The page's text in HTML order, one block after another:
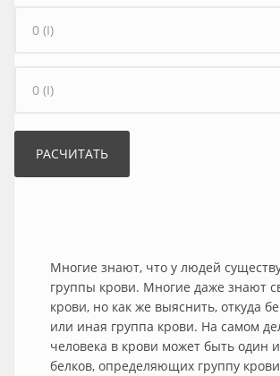
Многие знают, что у людей
группы крови. Многие даже знают
крови, но как же выяснить, откуда
или иная группа крови. На самом
человека в крови может быть один
белков, определяющих группу